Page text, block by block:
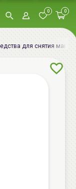
0 0
для снятия